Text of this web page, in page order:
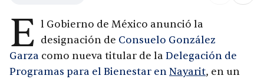
E l Gobierno de México anunció la
designación de Consuelo González
Garza como nueva titular de la Delegación de
Programas para el Bienestar enNayarit, en un